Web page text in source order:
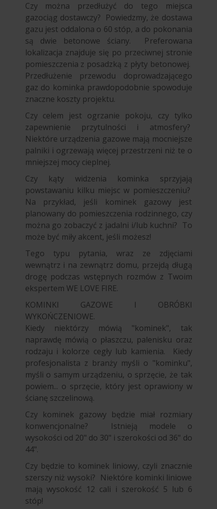
Czy można przedłużyć do tego miejsca
gazociąg dostawczy? Powiedzmy, że dostawa
gazu jest oddalona o 60 stóp, a do pokonania
są dwie betonowe ściany. Preferowana
lokalizacja znajduje się po przeciwnej stronie
pomieszczenia z posadzką z płyty betonowej.
Przedłużenie przewodu doprowadzającego
gaz do kominka prawdopodobnie spowoduje
znaczne koszty projektu.
Czy celem jest ogrzanie pokoju, czy tylko
zapewnienie przytulności i atmosfery?
Niektóre urządzenia gazowe mają mocniejsze
palniki i ogrzewają więcej przestrzeni niż te o
mniejszej mocy cieplnej.
Czy kąty widzenia kominka sprzyjają
powstawaniu kilku miejsc w pomieszczeniu?
Na przykład, jeśli kominek gazowy jest
planowany do pomieszczenia rodzinnego, czy
można go zobaczyć z jadalni i/lub kuchni? To
może być miły akcent, jeśli możesz!
Tego typu pytania, wraz ze zdjęciami
wewnątrz i na zewnątrz domu, przejdą długą
drogę podczas wstępnych rozmów z Twoim
ekspertem WE LOVE FIRE.
KOMINKI GAZOWE I OBRÓBKI
WYKOŃCZENIOWE.
Kiedy niektórzy mówią "kominek", tak
naprawdę mówią o płaszczu, palenisku oraz
rodzaju i kolorze cegły lub kamienia. Kiedy
profesjonalista z branży myśli o "kominku",
myśli o samym urządzeniu, o sprzęcie, że tak
powiem... o sprzęcie, który jest oprawiony w
ścianę szczelinową.
Czy kominek gazowy będzie miał rozmiary
konwencjonalne? Istnieją modele o
wysokości od 20" do 30" i szerokości od 36" do
44".
Czy będzie to kominek liniowy, czyli znacznie
szerszy niż wysoki? Niektóre kominki liniowe
mają wysokość 12 cali i szerokość 5 lub 6
stóp!